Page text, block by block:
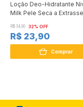
Loção Deo-Hidratante
Milk Pele Seca a
R$ 34,90 32% OFF
R$ 23,90
Comprar